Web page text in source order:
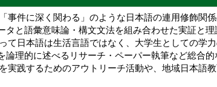
件に深く関わる」のような日本語の連用修飾関
と語彙意味論・構文文法を組み合わせた実証と理
日本語は生活言語ではなく、大学生としての学
理的に述べるリサーチ・ペーパー執筆など総合的
践するためのアウトリーチ活動や、地域日本語